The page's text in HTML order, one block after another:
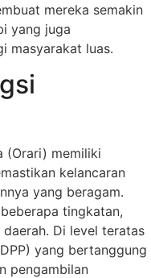
mereka semakin
yang juga
masyarakat luas.
(Orari) memiliki
kelancaran
yang beragam.
tingkatan,
Di level teratas
yang bertanggung
pengambilan